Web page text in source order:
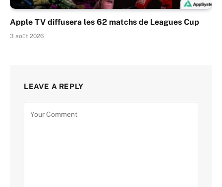
Apple TV diffusera les 62 matchs de Leagues Cup
3 août 2026
LEAVE A REPLY